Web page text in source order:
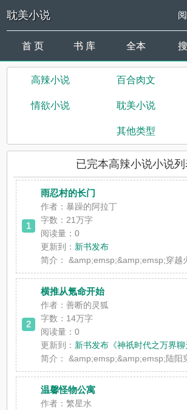
耽美小说
首 页 书 库 全本
高辣小说 百合肉文
情欲小说 耽美小说
其他类型
已完本高辣小说小说列
1
雨忍村的长门
作者：暴躁的阿拉丁
字数：21万字
阅读量：0
更新到： 新书发布
简介：
&amp;emsp;&amp;emsp;穿越
2
横推从氪命开始
作者：善断的灵狐
字数：14万字
阅读量：0
更新到： 新书发布《神祇时代之万界聊
简介：
&amp;emsp;&amp;emsp;陆阳
温馨怪物公寓
作者：繁星水